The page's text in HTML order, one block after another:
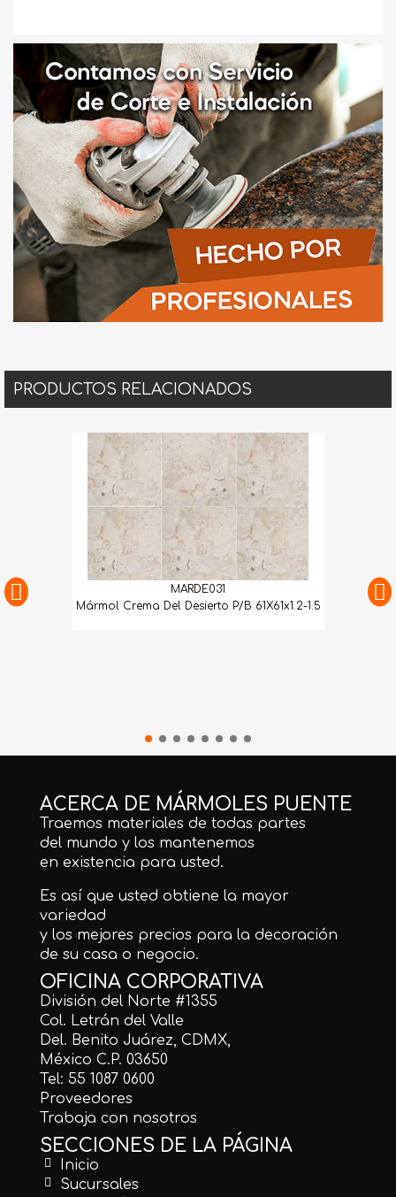
PRODUCTOS RELACIONADOS
MARDE031
Mármol Crema Del Desierto P/B 61X61x1.2-1.5
ACERCA DE MÁRMOLES PUENTE
Traemos materiales de todas partes
del mundo y los mantenemos
en existencia para usted.
Es así que usted obtiene la mayor
variedad
y los mejores precios para la decoración
de su casa o negocio.
OFICINA CORPORATIVA
División del Norte #1355
Col. Letrán del Valle
Del. Benito Juárez, CDMX,
México C.P. 03650
Tel: 55 1087 0600
Proveedores
Trabaja con nosotros
SECCIONES DE LA PÁGINA
Inicio
Sucursales